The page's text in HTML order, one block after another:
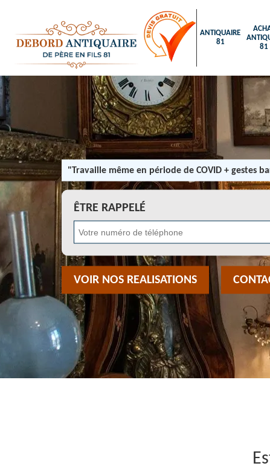
ANTIQUAIRE
81
81
"Travaille même en période de COVID + gestes
ÊTRE RAPPELÉ
VOIR NOS REALISATIONS